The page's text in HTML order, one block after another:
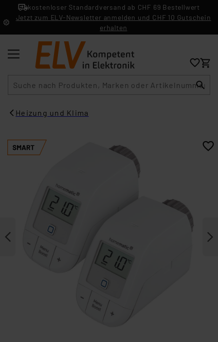
kostenloser Standardversand ab CHF 69 Bestellwert
Jetzt zum ELV-Newsletter anmelden und CHF 10 Gutschein
erhalten
Heizung und Klima